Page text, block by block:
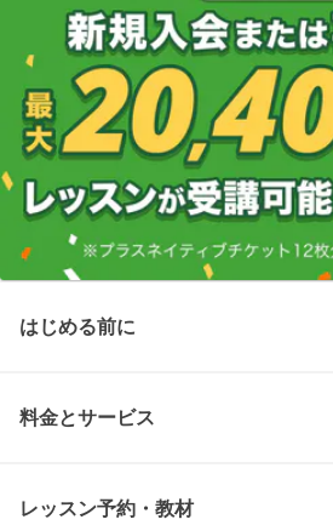
はじめる前に
料金とサービス
レッスン予約・教材